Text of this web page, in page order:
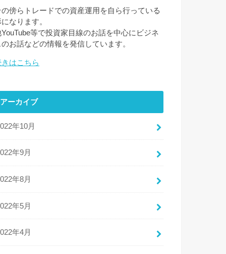
の傍らトレードでの資産運用を自ら行っている
なります。
YouTube等で投資家目線のお話を中心にビジネ
お話などの情報を発信しています。
きはこちら
アーカイブ
年10月
年9月
年8月
年5月
年4月